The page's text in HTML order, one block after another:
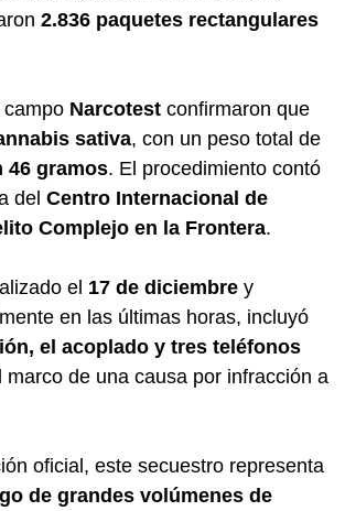
2.836 paquetes rectangulares
Narcotest confirmaron que
sativa, con un peso total de
46 gramos. El procedimiento contó
del Centro Internacional de
Complejo en la Frontera.
el 17 de diciembre y
en las últimas horas, incluyó
el acoplado y tres teléfonos
marco de una causa por infracción a
oficial, este secuestro representa
de grandes volúmenes de